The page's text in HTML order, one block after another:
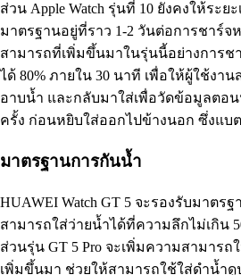
ส่วน Apple Watch รุ่นที่ 10 ยังคงให้ระย
มาตรฐานอยู่ที่ราว 1-2 วันต่อการชาร์จ
สามารถที่เพิ่มขึ้นมาในรุ่นนี้อย่างการช
ได้ 80% ภายใน 30 นาที เพื่อให้ผู้ใช้งา
อาบน้ำ และกลับมาใส่เพื่อวัดข้อมูลตอ
ครั้ง ก่อนหยิบใส่ออกไปข้างนอก ซึ่งแบ
มาตรฐานการกันน้ำ
HUAWEI Watch GT 5 จะรองรับมาตร
สามารถใส่ว่ายน้ำได้ที่ความลึกไม่เกิน
ส่วนรุ่น GT 5 Pro จะเพิ่มความสามารถ
เพิ่มขึ้นมา ช่วยให้สามารถใช้ใส่ดำน้ำดู